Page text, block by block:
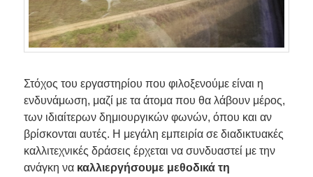
Στόχος του εργαστηρίου που φιλοξενούμε είναι η
ενδυνάμωση, μαζί με τα άτομα που θα λάβουν μέρος,
των ιδιαίτερων δημιουργικών φωνών, όπου και αν
βρίσκονται αυτές. Η μεγάλη εμπειρία σε διαδικτυακές
καλλιτεχνικές δράσεις έρχεται να συνδυαστεί με την
ανάγκη να καλλιεργήσουμε μεθοδικά τη